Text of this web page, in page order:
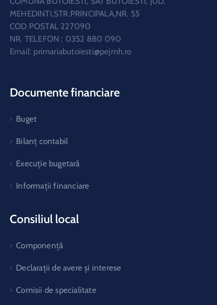
MEHEDINTI,STR.PRINCIPALA,NR. 55
COD POSTAL 227090
NR. TELEFON : 0352 880 090
Email: primariabutoiesti@pejmh.ro
Documente financiare
Buget
Bilanț contabil
Execuție bugetară
Informații financiare
Consiliul local
Componență
Declarații de avere și interese
Comisii de specialitate